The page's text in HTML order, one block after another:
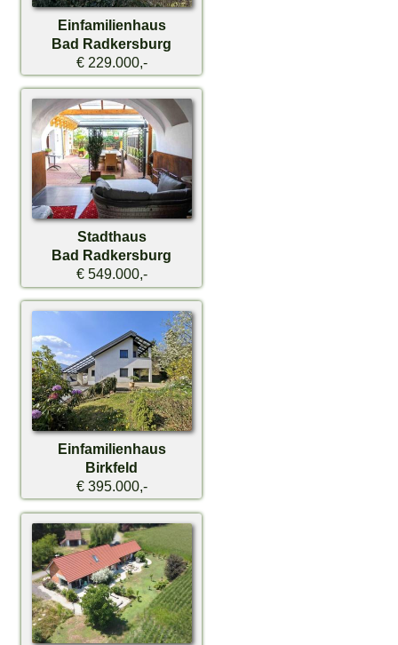
Einfamilienhaus
Bad Radkersburg
€ 229.000,-
Stadthaus
Bad Radkersburg
€ 549.000,-
Einfamilienhaus
Birkfeld
€ 395.000,-